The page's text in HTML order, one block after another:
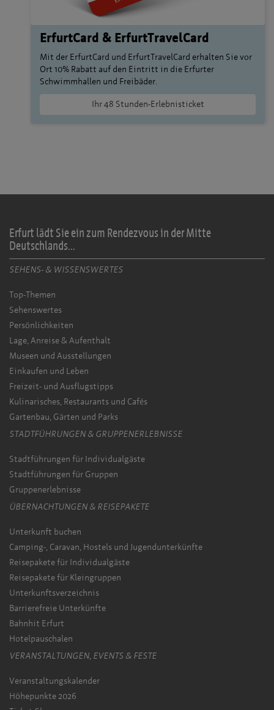
ErfurtCard & ErfurtTravelCard
Mit der ErfurtCard und ErfurtTravelCard erhalten Sie vor
Ort 10% Rabatt auf den Eintritt in die Erfurter
Schwimmhallen und Freibäder.
Ihr 48 Stunden-Erlebnisticket
Erfurt lädt Sie ein zum Rendezvous in der Mitte
Deutschlands...
SEHENS- & WISSENSWERTES
Top-Themen
Sehenswertes
Persönlichkeiten
Lage, Anreise & Aufenthalt
Museen und Ausstellungen
Einkaufen und Leben
Freizeit- und Ausflugstipps
Kulinarisches, Restaurants und Cafés
Gartenbau, Gärten und Parks
STADTFÜHRUNGEN & GRUPPENERLEBNISSE
Stadtführungen für Individualgäste
Stadtführungen für Gruppen
Gruppenerlebnisse
ÜBERNACHTUNGEN & REISEPAKETE
Unterkunft buchen
Camping-, Caravan, Hostels und Jugendunterkünfte
Reisepakete für Individualgäste
Reisepakete für Kleingruppen
Unterkunftsverzeichnis
Barrierefreie Unterkünfte
Bahnhit Erfurt
Hotelpauschalen
VERANSTALTUNGEN, EVENTS & FESTE
Veranstaltungskalender
Höhepunkte 2026